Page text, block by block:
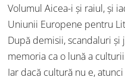
Volumul Aicea-i și raiul, și
Uniunii Europene pentru
După demisii, scandaluri
memoria ca o lună a
Iar dacă cultură nu e,